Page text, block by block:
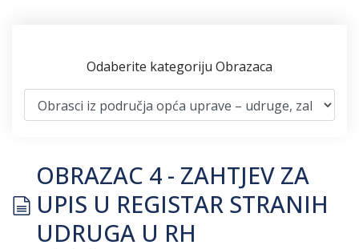
Odaberite kategoriju Obrazaca
document
OBRAZAC 4 - ZAHTJEV ZA
UPIS U REGISTAR STRANIH
UDRUGA U RH